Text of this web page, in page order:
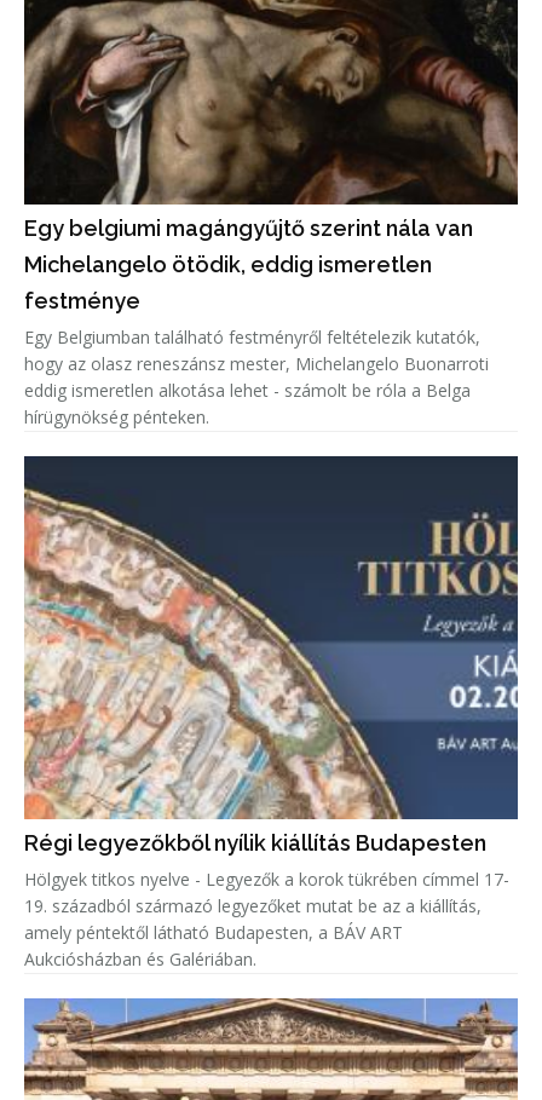
Egy belgiumi magángyűjtő szerint nála van
Michelangelo ötödik, eddig ismeretlen
festménye
Egy Belgiumban található festményről feltételezik kutatók,
hogy az olasz reneszánsz mester, Michelangelo Buonarroti
eddig ismeretlen alkotása lehet - számolt be róla a Belga
hírügynökség pénteken.
Régi legyezőkből nyílik kiállítás Budapesten
Hölgyek titkos nyelve - Legyezők a korok tükrében címmel 17-
19. századból származó legyezőket mutat be az a kiállítás,
amely péntektől látható Budapesten, a BÁV ART
Aukciósházban és Galériában.